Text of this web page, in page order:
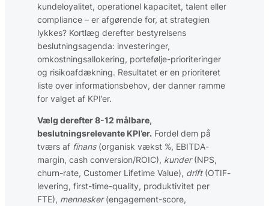
kundeloyalitet, operationel kapacitet, talent eller
compliance – er afgørende for, at strategien
lykkes? Kortlæg derefter bestyrelsens
beslutningsagenda: investeringer,
omkostningsallokering, portefølje-prioriteringer
og risikoafdækning. Resultatet er en prioriteret
liste over informationsbehov, der danner ramme
for valget af KPI’er.
Vælg derefter 8-12 målbare,
beslutningsrelevante KPI’er. Fordel dem på
tværs af finans(organisk vækst %, EBITDA-
margin, cash conversion/ROIC), kunder(NPS,
churn-rate, Customer Lifetime Value), drift(OTIF-
levering, first-time-quality, produktivitet per
FTE), mennesker(engagement-score,